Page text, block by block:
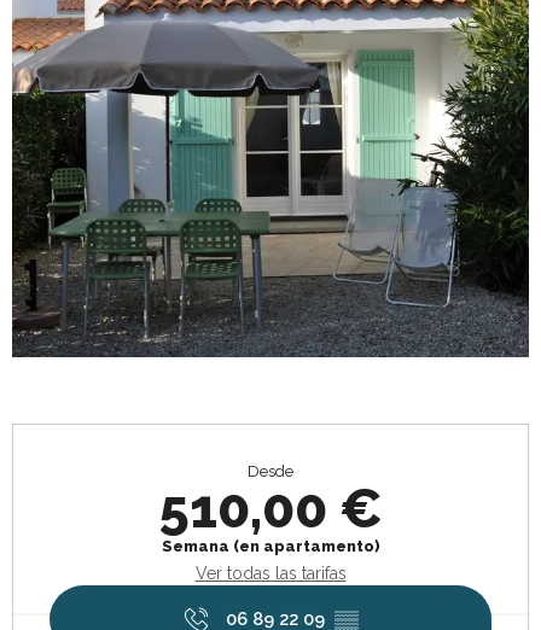
Desde
510,00 €
Semana (en apartamento)
Ver todas las tarifas
06 89 22 09 ▒▒